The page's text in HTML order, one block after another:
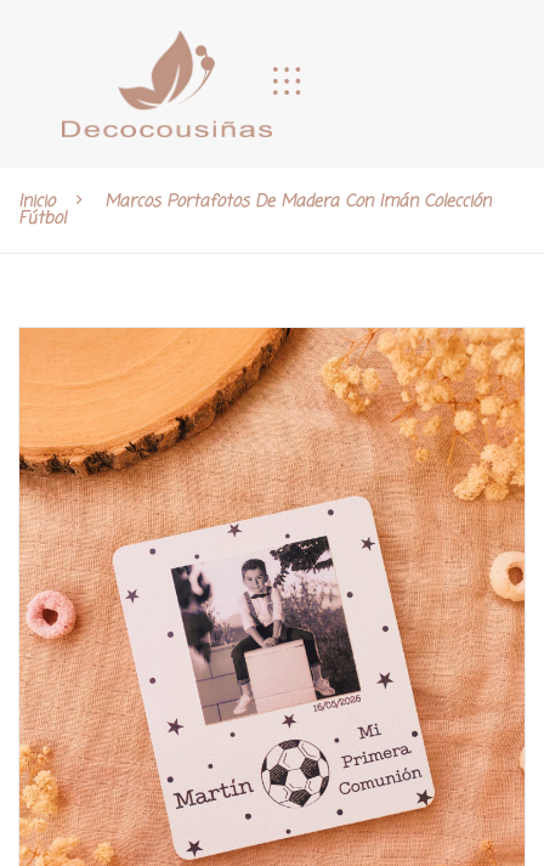
Inicio Marcos Portafotos De Madera Con Imán Colección
Fútbol